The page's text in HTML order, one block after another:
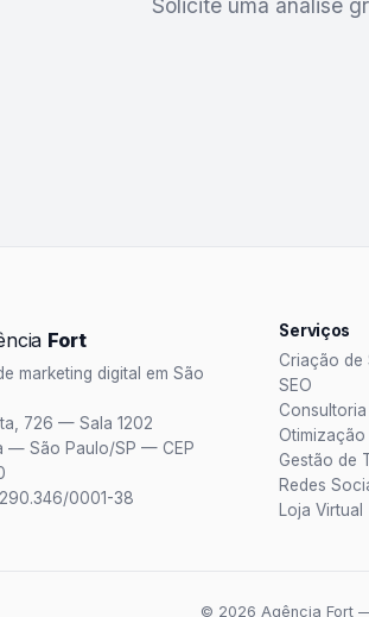
Solicite uma análise
Fort
marketing digital em São
726 — Sala 1202
— São Paulo/SP — CEP
0001-38
Serviços
Criação de
SEO
Consultoria
Otimização
Gestão de
Redes
Loja Virtual
© 2026 Agência Fort